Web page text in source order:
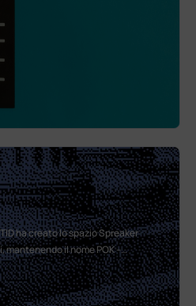
ha creato lo spazio Spreaker
il nome POK –…